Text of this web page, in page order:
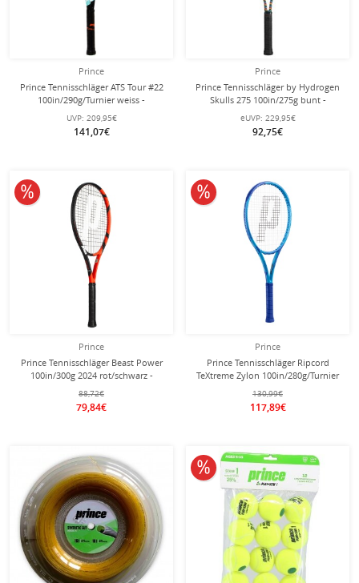
Prince
Prince Tennisschläger ATS Tour #22
100in/290g/Turnier weiss -
UVP: 209,95€
141,07€
Prince
Prince Tennisschläger by Hydrogen
Skulls 275 100in/275g bunt -
eUVP: 229,95€
92,75€
Prince
Prince Tennisschläger Beast Power
100in/300g 2024 rot/schwarz -
88,72€
79,84€
10% reduziert
Prince
Prince Tennisschläger Ripcord
TeXtreme Zylon 100in/280g/Turnier
130,99€
117,89€
10% reduziert
10% reduziert